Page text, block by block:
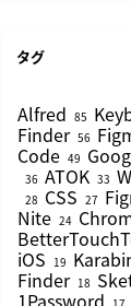
タグ
Alfred 85
Finder 56
Code 49
36 ATOK 33
28 CSS 27
Nite 24
iOS 19
Finder 18